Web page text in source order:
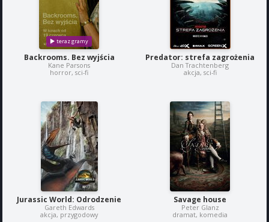
Backrooms. Bez wyjścia
Kane Parsons
horror, sci-fi
Predator: strefa zagrożenia
Dan Trachtenberg
akcja, sci-fi
Jurassic World: Odrodzenie
Gareth Edwards
akcja, przygodowy
Savage house
Peter Glanz
dramat, komedia